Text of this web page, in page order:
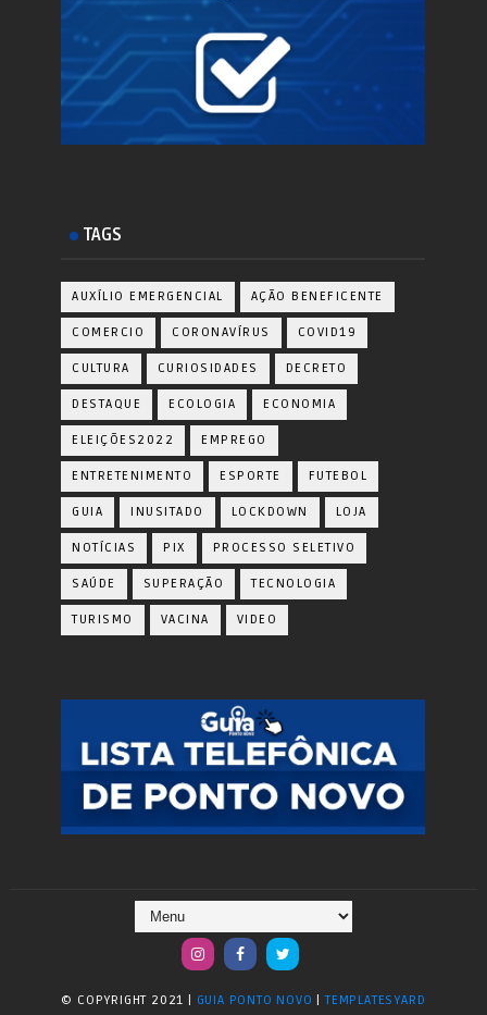
TAGS
AUXÍLIO EMERGENCIAL AÇÃO BENEFICENTE
COMERCIO CORONAVÍRUS COVID19
CULTURA CURIOSIDADES DECRETO
DESTAQUE ECOLOGIA ECONOMIA
ELEIÇÕES2022 EMPREGO
ENTRETENIMENTO ESPORTE FUTEBOL
GUIA INUSITADO LOCKDOWN LOJA
NOTÍCIAS PIX PROCESSO SELETIVO
SAÚDE SUPERAÇÃO TECNOLOGIA
TURISMO VACINA VIDEO
© COPYRIGHT 2021 | GUIA PONTO NOVO |TEMPLATESYARD